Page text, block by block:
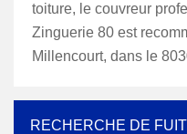
toiture, le couvreur
Zinguerie 80 est
Millencourt, dans le
RECHERCHE DE